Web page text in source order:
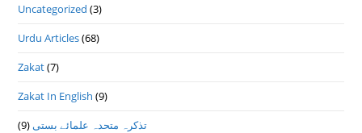
Uncategorized (3)
Urdu Articles(68)
Zakat(7)
Zakat In English (9)
تذكرہ متحدہ علمائے بستى(9)